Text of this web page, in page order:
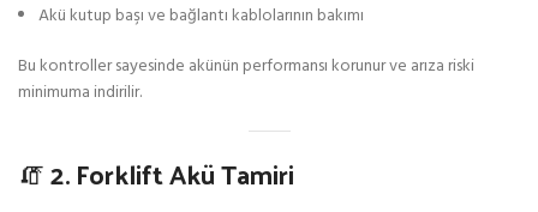
Akü kutup başı ve bağlantı kablolarının bakımı
Bu kontroller sayesinde akünün performansı korunur ve arıza riski
minimuma indirilir.
🧯 2. Forklift Akü Tamiri